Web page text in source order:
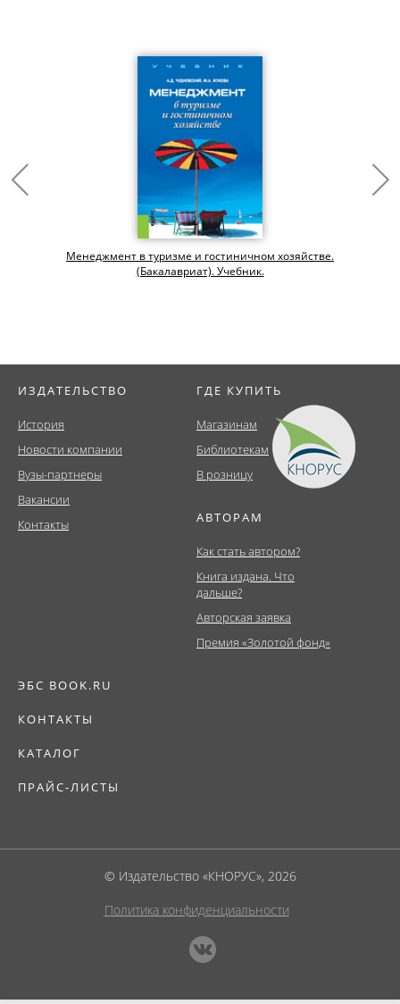
Менеджмент в туризме и гостиничном хозяйстве.
(Бакалавриат). Учебник.
ИЗДАТЕЛЬСТВО
История
Новости компании
Вузы-партнеры
Вакансии
Контакты
ГДЕ КУПИТЬ
Магазинам
Библиотекам
В розницу
АВТОРАМ
Как стать автором?
Книга издана. Что
дальше?
Авторская заявка
Премия «Золотой фонд»
ЭБС BOOK.RU
КОНТАКТЫ
КАТАЛОГ
ПРАЙС-ЛИСТЫ
© Издательство «КНОРУС», 2026
Политика конфиденциальности